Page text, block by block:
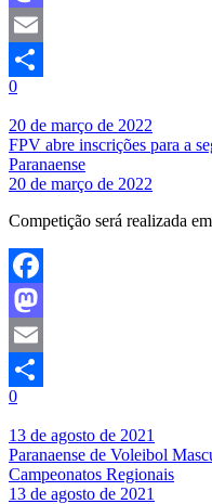
Mastodon
Email
Share
0
20 de março de 2022
FPV abre inscrições para a
Paranaense
20 de março de 2022
Competição será realizada
Facebook
Mastodon
Email
Share
0
13 de agosto de 2021
Paranaense de Voleibol
Campeonatos Regionais
13 de agosto de 2021